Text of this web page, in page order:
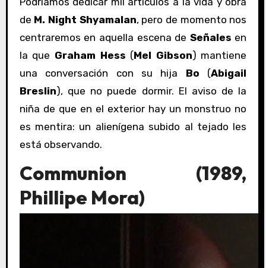
de M. Night Shyamalan, pero de momento nos
centraremos en aquella escena de Señales en
la que Graham Hess (Mel Gibson) mantiene
una conversación con su hija Bo (Abigail
Breslin), que no puede dormir. El aviso de la
niña de que en el exterior hay un monstruo no
es mentira: un alienígena subido al tejado les
está observando.
Communion (1989,
Phillipe Mora)